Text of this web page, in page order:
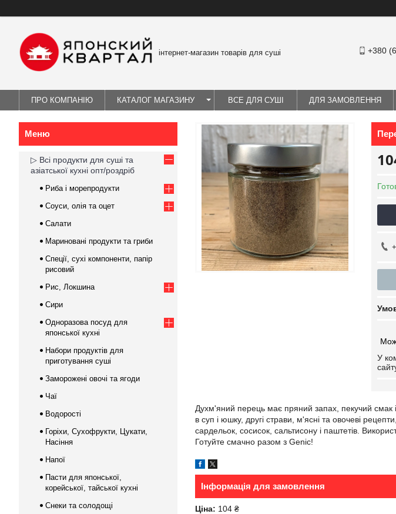
інтернет-магазин товарів для суші +380
ПРО КОМПАНІЮ КАТАЛОГ МАГАЗИНУ ВСЕ ДЛЯ СУШІ ДЛЯ ЗАМОВЛЕННЯ
У
Духм'яний перець має пряний запах, пекучий смак
в суп і юшку, другі страви, м'ясні та овочеві рецепти,
сардельок, сосисок, сальтисону і паштетів.
Готуйте смачно разом з Genic!
Інформація для замовлення
Ціна: 104 ₴
▷ Всі продукти для суші та
азіатської кухні опт/роздріб
Риба і морепродукти
Соуси, олія та оцет
Салати
Мариновані продукти та гриби
Спеції, сухі компоненти, папір
рисовий
Рис, Локшина
Сири
Одноразова посуд для
японської кухні
Набори продуктів для
приготування суші
Заморожені овочі та ягоди
Чаї
Водорості
Горіхи, Сухофрукти, Цукати,
Насіння
Напої
Пасти для японської,
корейської, тайської кухні
Снеки та солодощі